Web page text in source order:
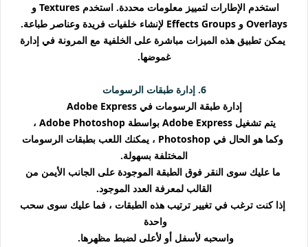
استخدم الإطارات لتمييز معلومات محددة. استخدم Textures و
Overlays و Effects Groups لإنشاء خلفيات فريدة وعناصر طباعة.
يمكن تطبيق هذه الميزات مباشرة على الخلفية مع المرونة في إدارة
غموضها.
6. إدارة طبقات الرسومات
إدارة طبقة الرسومات في Adobe Express
يتم تشغيل Adobe Express بواسطة Adobe Photoshop ،
وكما هو الحال في Photoshop ، يمكنك اللعب بطبقات الرسومات
المختلفة بسهولة.
ما عليك سوى النقر فوق الطبقة الموجودة على الجانب الأيمن من
القالب لمعرفة العدد الموجود.
إذا كنت ترغب في تغيير ترتيب هذه الطبقات ، فما عليك سوى سحب
واحدة
واسحبه لأسفل أو لأعلى لضبط مظهرها.